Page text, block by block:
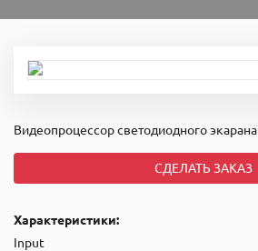
Видеопроцессор светодиодного экарана
СДЕЛАТЬ ЗАКАЗ
Характеристики:
Input